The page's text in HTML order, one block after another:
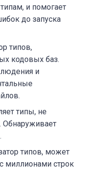
и помогает
до запуска
типов,
кодовых баз.
и
типы, не
Обнаруживает
типов, может
миллионами строк